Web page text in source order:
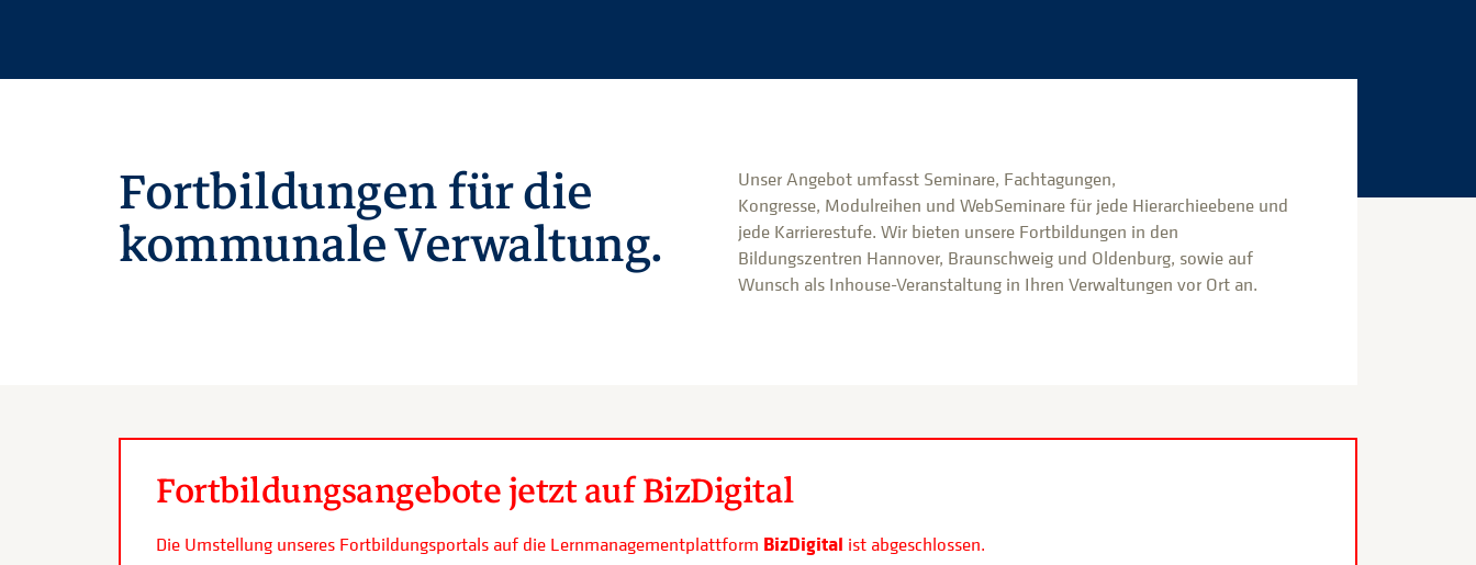
Fortbildungen für die
kommunale Verwaltung.
Unser Angebot umfasst Seminare, Fachtagungen,
Kongresse, Modulreihen und WebSeminare für jede Hierarchieebene und
jede Karrierestufe. Wir bieten unsere Fortbildungen in den
Bildungszentren Hannover, Braunschweig und Oldenburg, sowie auf
Wunsch als Inhouse-Veranstaltung in Ihren Verwaltungen vor Ort an.
Fortbildungsangebote jetzt auf BizDigital
Die Umstellung unseres Fortbildungsportals auf die Lernmanagementplattform BizDigital ist abgeschlossen.